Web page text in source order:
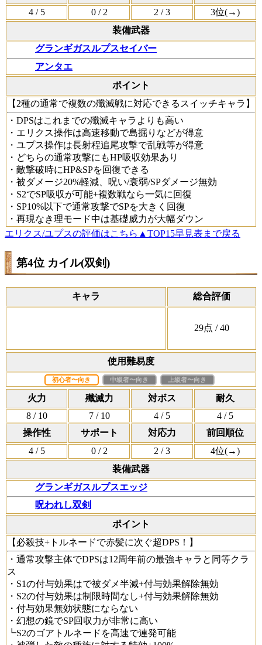
4/ 5 0/ 2 2 / 3 3位(→)
装備武器
グランギガスルプスセイバー
アンタエ
ポイント
【2種の通常で複数の殲滅戦に対応できるスイッチキャラ】
・DPSはこれまでの殲滅キャラよりも高い
・エリクス操作は高速移動で島掘りなどが得意
・ユプス操作は長射程追尾攻撃で乱戦等が得意
・どちらの通常攻撃にもHP吸収効果あり
・敵撃破時にHP&SPを回復できる
・被ダメージ20%軽減、呪い/衰弱/SPダメージ無効
・S2でSP吸収が可能+複数戦なら一気に回復
・SP10%以下で通常攻撃でSPを大きく回復
・再現なき理モード中は基礎威力が大幅ダウン
エリクス/ユプスの評価はこちら ▲TOP15早見表まで戻る
第4位 カイル(双剣)
キャラ 総合評価
29点 / 40
使用難易度
初心者〜向き 中級者〜向き 上級者〜向き
火力 殲滅力 対ボス
耐久
8/ 10 7/ 10 4 / 5 4 / 5
操作性
サポート 対応力
前回順位
4/ 5 0/ 2 2 / 3 4位(→)
装備武器
グランギガスルプスエッジ
呪われし双剣
ポイント
【必殺技+トルネードで赤髪に次ぐ超DPS！】
・通常攻撃主体でDPSは12周年前の最強キャラと同等クラ
ス
・S1の付与効果はで被ダメ半減+付与効果解除無効
・S2の付与効果は制限時間なし+付与効果解除無効
・付与効果無効状態にならない
・幻想の鏡でSP回収力が非常に高い
┗S2のゴアトルネードを高速で連発可能